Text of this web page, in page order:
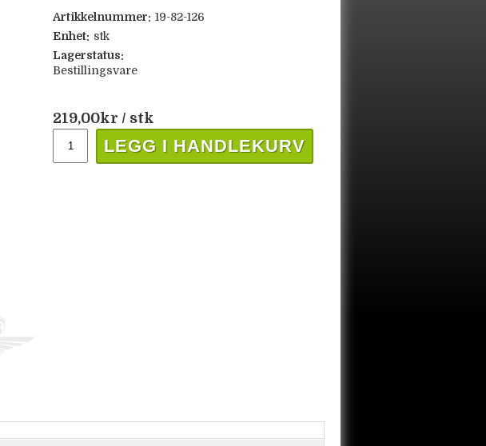
Artikkelnummer: 19-82-126
Enhet: stk
Lagerstatus:
Bestillingsvare
219,00kr / stk
LEGG I HANDLEKURV